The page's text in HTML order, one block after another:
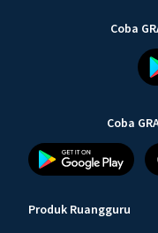
Coba
Coba
Produk Ruangguru